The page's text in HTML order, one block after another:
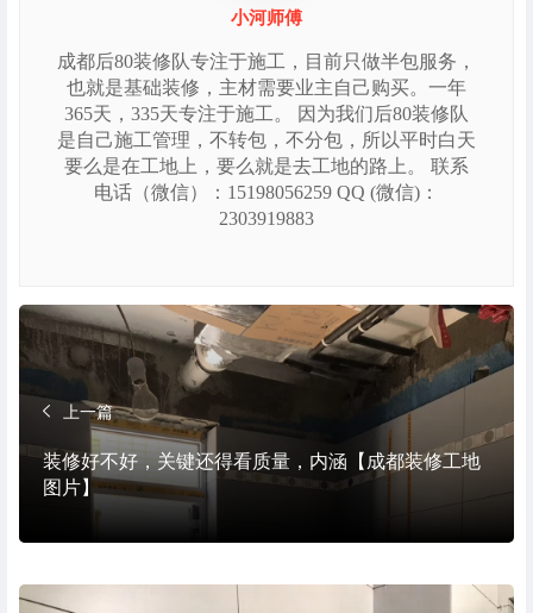
小河师傅
成都后80装修队专注于施工，目前只做半包服务，
也就是基础装修，主材需要业主自己购买。一年
365天，335天专注于施工。 因为我们后80装修队
是自己施工管理，不转包，不分包，所以平时白天
要么是在工地上，要么就是去工地的路上。 联系
电话（微信）：15198056259 QQ (微信)：
2303919883
上一篇
装修好不好，关键还得看质量，内涵【成都装修工地
图片】